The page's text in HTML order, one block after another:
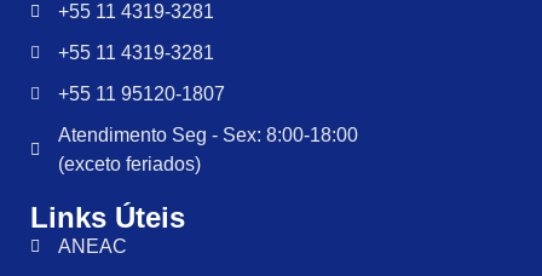
+55 11 4319-3281
+55 11 4319-3281
+55 11 95120-1807
Atendimento Seg - Sex: 8:00-18:00
(exceto feriados)
Links Úteis
ANEAC